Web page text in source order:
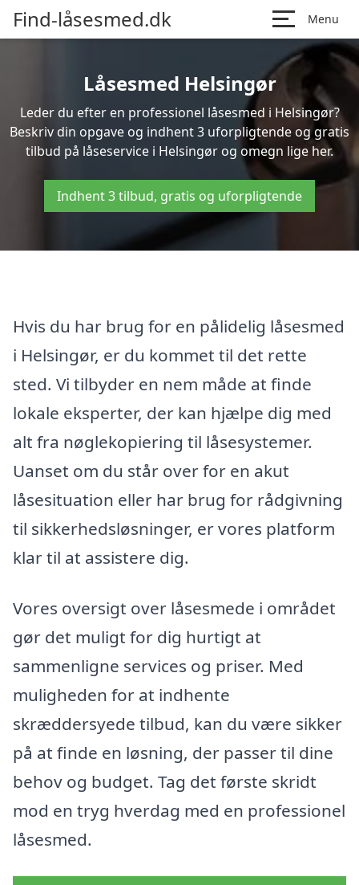
Find-låsesmed.dk Menu
Låsesmed Helsingør
Leder du efter en professionel låsesmed i Helsingør?
Beskriv din opgave og indhent 3 uforpligtende og gratis
tilbud på låseservice i Helsingør og omegn lige her.
Indhent 3 tilbud, gratis og uforpligtende
Hvis du har brug for en pålidelig låsesmed
i Helsingør, er du kommet til det rette
sted. Vi tilbyder en nem måde at finde
lokale eksperter, der kan hjælpe dig med
alt fra nøglekopiering til låsesystemer.
Uanset om du står over for en akut
låsesituation eller har brug for rådgivning
til sikkerhedsløsninger, er vores platform
klar til at assistere dig.
Vores oversigt over låsesmede i området
gør det muligt for dig hurtigt at
sammenligne services og priser. Med
muligheden for at indhente
skræddersyede tilbud, kan du være sikker
på at finde en løsning, der passer til dine
behov og budget. Tag det første skridt
mod en tryg hverdag med en professionel
låsesmed.